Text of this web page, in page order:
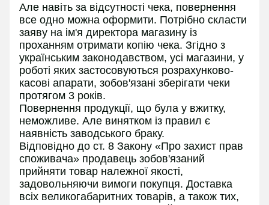
Але навіть за відсутності чека, повернення
все одно можна оформити. Потрібно скласти
заяву на ім'я директора магазину із
проханням отримати копію чека. Згідно з
українським законодавством, усі магазини, у
роботі яких застосовуються розрахунково-
касові апарати, зобов'язані зберігати чеки
протягом 3 років.
Повернення продукції, що була у вжитку,
неможливе. Але винятком із правил є
наявність заводського браку.
Відповідно до ст. 8 Закону «Про захист прав
споживача» продавець зобов'язаний
прийняти товар належної якості,
задовольняючи вимоги покупця. Доставка
всіх великогабаритних товарів, а також тих,